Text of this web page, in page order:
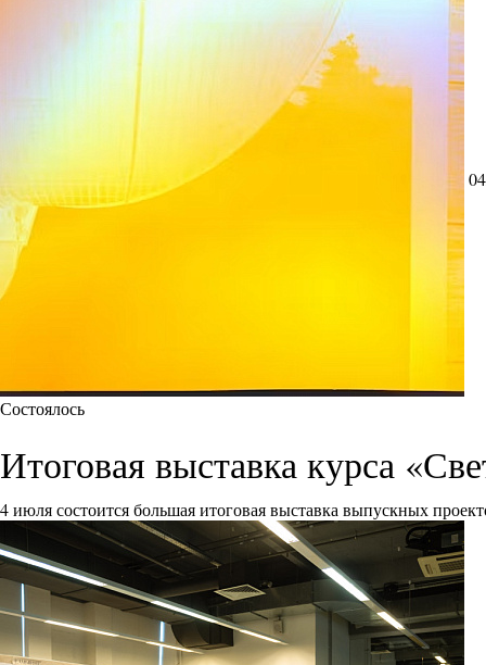
Состоялось
Итоговая выставка курса
4 июля состоится большая итоговая выставка выпускных